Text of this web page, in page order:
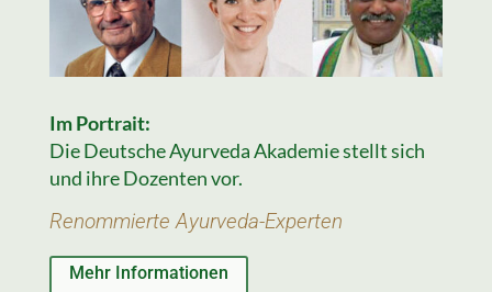
Im Portrait:
Die Deutsche Ayurveda Akademie stellt sich
und ihre Dozenten vor.
Renommierte Ayurveda-Experten
Mehr Informationen